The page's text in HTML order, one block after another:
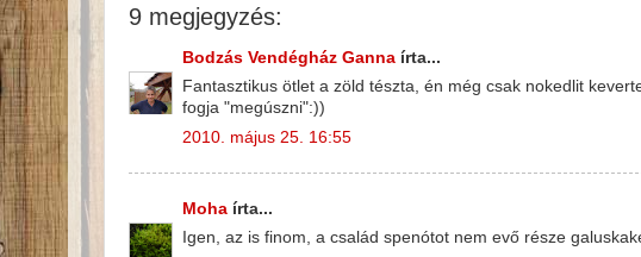
9 megjegyzés:
Bodzás Vendégház Ganna írta...
Fantasztikus ötlet a zöld tészta, én még csak nokedlit
fogja "megúszni":))
2010. május 25. 16:55
Moha írta...
Igen, az is finom, a család spenótot nem evő része